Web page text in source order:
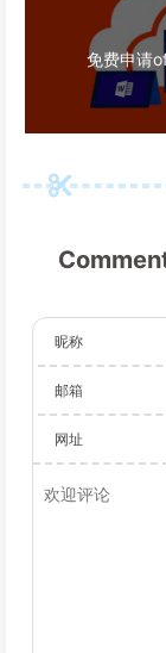
免费申请
昵称
邮箱
网址